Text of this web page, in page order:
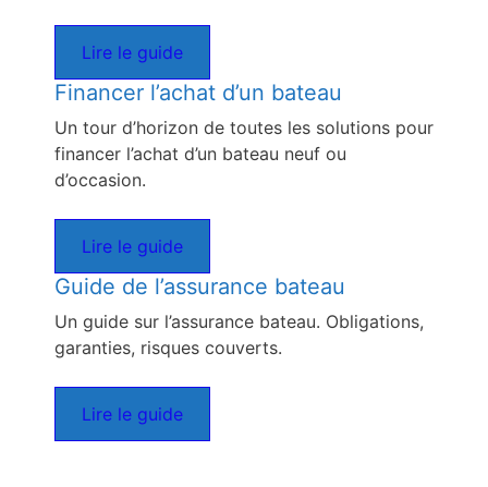
Lire le guide
Financer l’achat d’un bateau
Un tour d’horizon de toutes les solutions pour
financer l’achat d’un bateau neuf ou
d’occasion.
Lire le guide
Guide de l’assurance bateau
Un guide sur l’assurance bateau. Obligations,
garanties, risques couverts.
Lire le guide